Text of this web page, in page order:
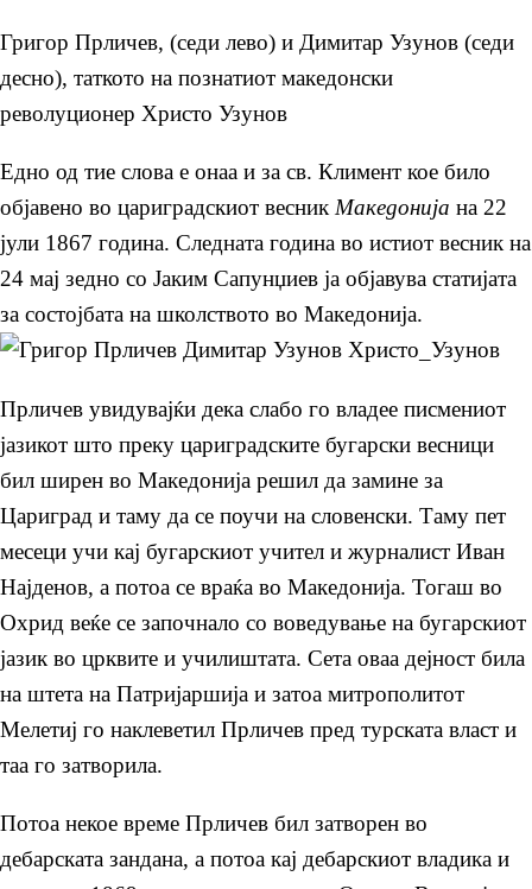
Григор Прличев, (седи лево) и Димитар Узунов (седи
десно), таткото на познатиот македонски
револуционер Христо Узунов
Едно од тие слова е онаа и за св. Климент кое било
објавено во цариградскиот весникМакедонија на 22
јули 1867 година. Следната година во истиот весник на
24 мај зедно со Јаким Сапунџиев ја објавува статијата
за состојбата на школството во Македонија.
Прличев увидувајќи дека слабо го владее писмениот
јазикот што преку цариградските бугарски весници
бил ширен во Македонија решил да замине за
Цариград и таму да се поучи на словенски. Таму пет
месеци учи кај бугарскиот учител и журналист Иван
Најденов, а потоа се враќа во Македонија. Тогаш во
Охрид веќе се започнало со воведување на бугарскиот
јазик во црквите и училиштата. Сета оваа дејност била
на штета на Патријаршија и затоа митрополитот
Мелетиј го наклеветил Прличев пред турската власт и
таа го затворила.
Потоа некое време Прличев бил затворен во
дебарската зандана, а потоа кај дебарскиот владика и